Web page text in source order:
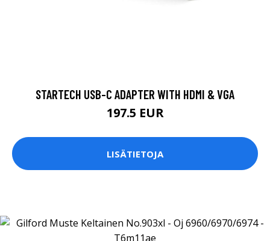
STARTECH USB-C ADAPTER WITH HDMI & VGA
197.5 EUR
LISÄTIETOJA